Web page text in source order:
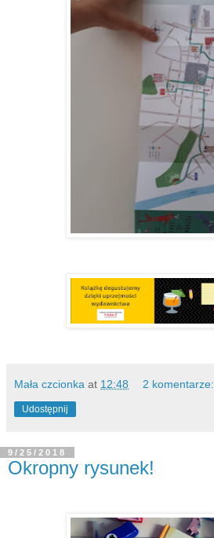
Mała czcionka at 12:48 2 komentarze:
Udostępnij
9/25/2018
Okropny rysunek!